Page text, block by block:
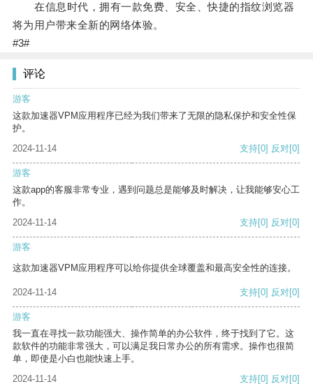
在信息时代，拥有一款免费、安全、快捷的指纹浏览器
将为用户带来全新的网络体验。
#3#
评论
游客
这款加速器VPM应用程序已经为我们带来了无限的隐私保护和安全性保
护。
2024-11-14
支持[0] 反对[0]
游客
这款app的客服非常专业，遇到问题总是能够及时解决，让我能够安心工
作。
2024-11-14
支持[0] 反对[0]
游客
这款加速器VPM应用程序可以给你提供全球覆盖和最高安全性的连接。
2024-11-14 支持[0] 反对[0]
游客
我一直在寻找一款功能强大、操作简单的办公软件，终于找到了它。这
款软件的功能非常强大，可以满足我日常办公的所有需求。操作也很简
单，即使是小白也能快速上手。
2024-11-14
支持[0] 反对[0]